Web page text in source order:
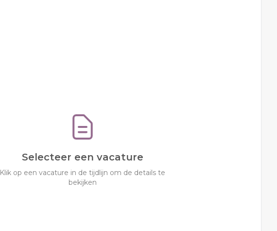
Selecteer een vacature
Klik op een vacature in de tijdlijn om de details te
bekijken